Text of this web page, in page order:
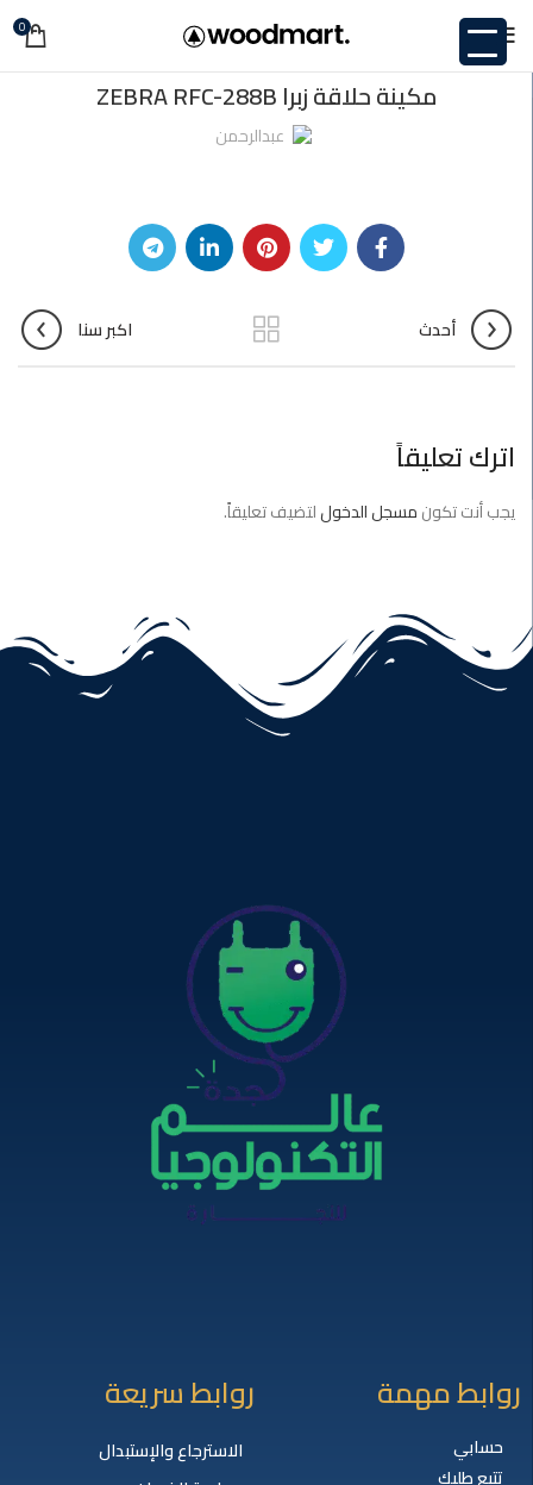
0 غير مصنف
مكينة حلاقة زبرا ZEBRA RFC-288B
عبدالرحمن
أحدث اكبر سنا
اترك تعليقاً
يجب أنت تكونمسجل الدخوللتضيف تعليقاً.
روابط مهمة
حسابي
تتبع طلبك
روابط سريعة
الاسترجاع والإستبدال